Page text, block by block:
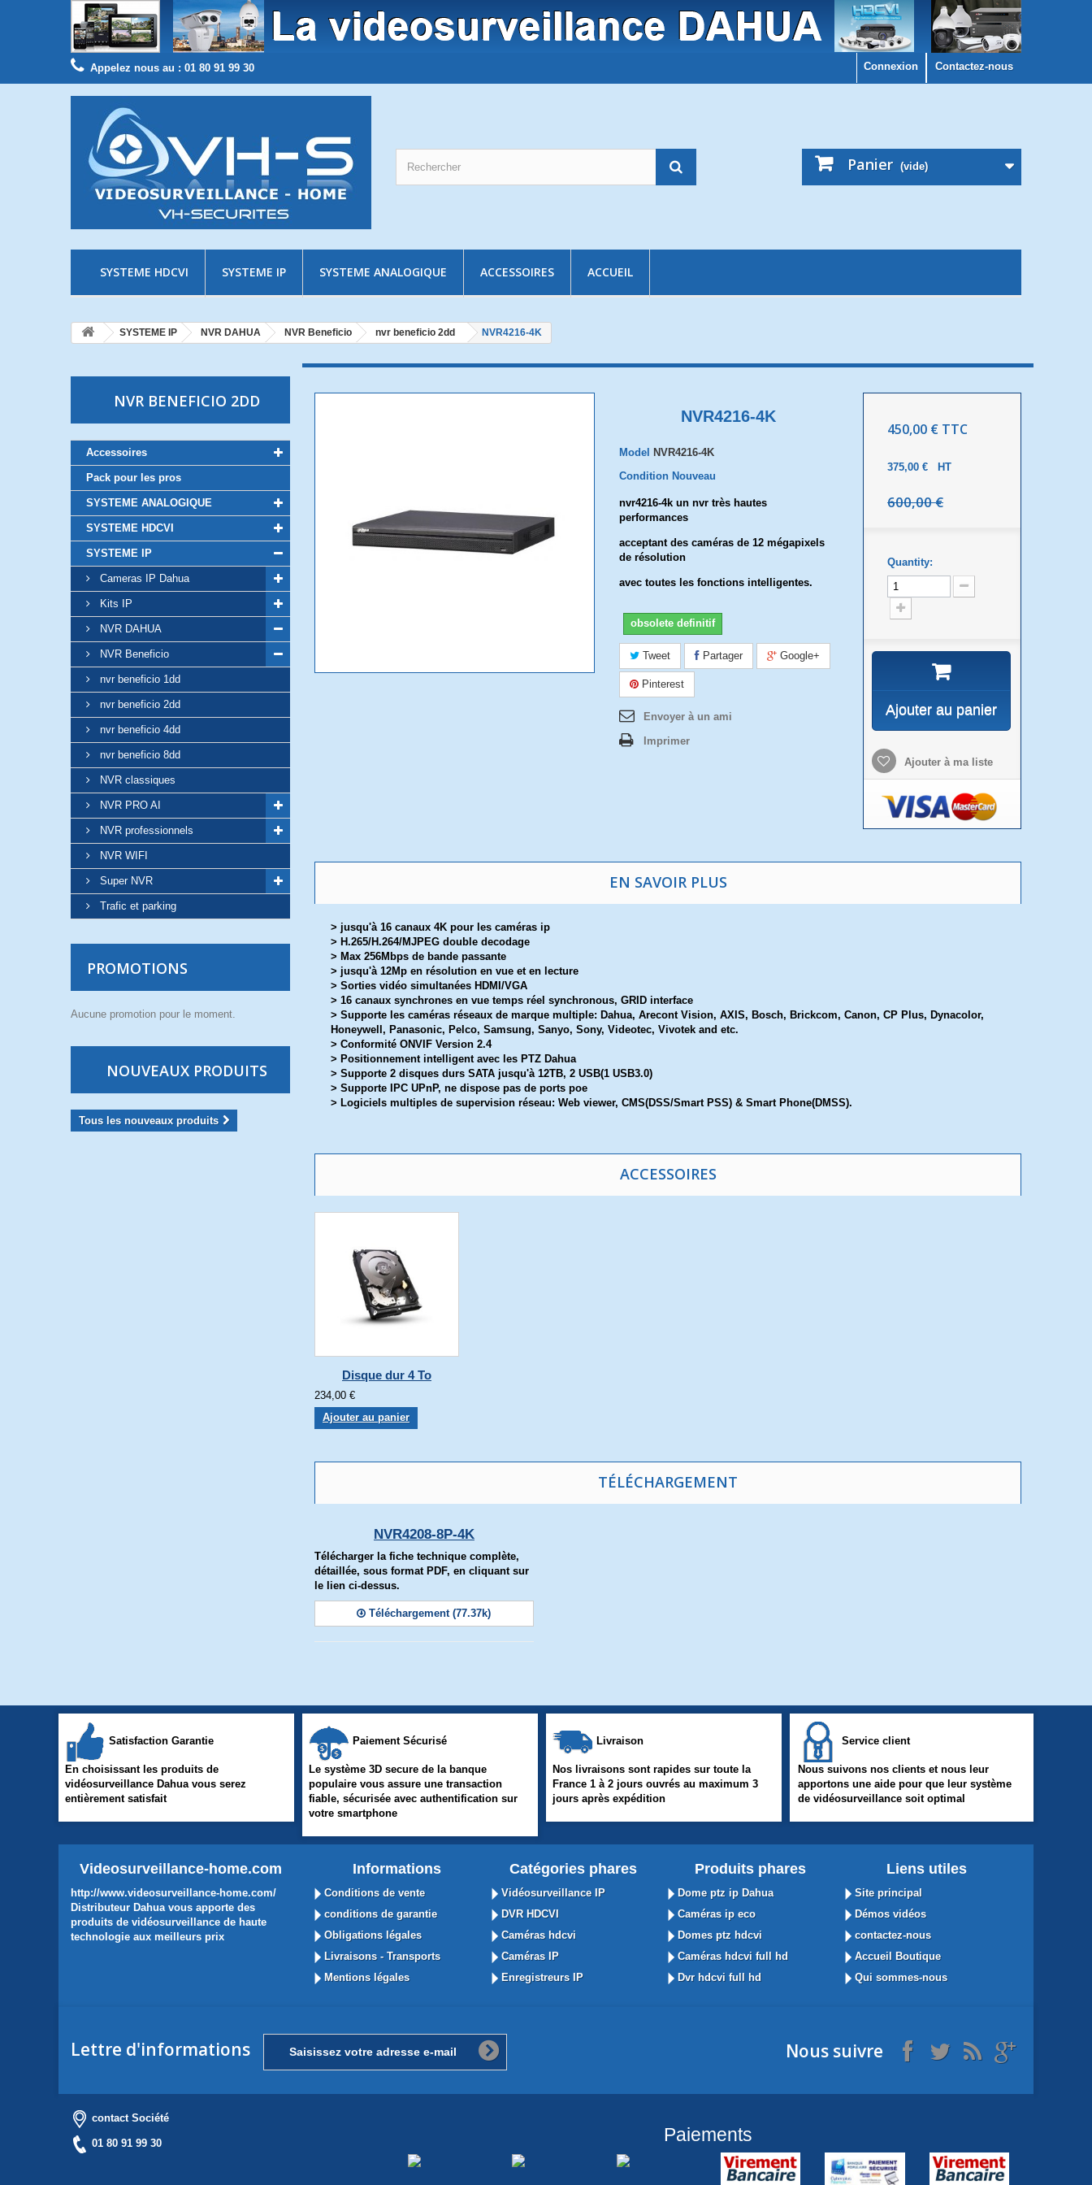
Contactez-nous
Appelez nous au : 01 80 91 99 30 Connexion
Panier (vide)
SYSTEME HDCVI SYSTEME IP SYSTEME ANALOGIQUE ACCESSOIRES ACCUEIL
SYSTEME IP NVR DAHUA NVR Beneficio nvr beneficio 2dd NVR4216-4K
NVR BENEFICIO 2DD
Accessoires
Pack pour les pros
SYSTEME ANALOGIQUE
SYSTEME HDCVI
SYSTEME IP
Cameras IP Dahua
Kits IP
NVR DAHUA
NVR Beneficio
nvr beneficio 1dd
nvr beneficio 2dd
nvr beneficio 4dd
nvr beneficio 8dd
NVR classiques
NVR PRO AI
NVR professionnels
NVR WIFI
Super NVR
Trafic et parking
PROMOTIONS
Aucune promotion pour le moment.
NOUVEAUX PRODUITS
Tous les nouveaux produits
NVR4216-4K
Model
NVR4216-4K
Condition Nouveau
nvr4216-4k un nvr très hautes
performances
acceptant des caméras de 12 mégapixels
de résolution
avec toutes les fonctions intelligentes.
obsolete definitif
Tweet Partager Google+
Pinterest
Envoyer à un ami
Imprimer
450,00 €TTC
375,00 €HT
600,00 €
Quantity:
Ajouter au panier
Ajouter à ma liste
EN SAVOIR PLUS
> jusqu'à 16 canaux 4K pour les caméras ip
> H.265/H.264/MJPEG double decodage
> Max 256Mbps de bande passante
> jusqu'à 12Mp en résolution en vue et en lecture
> Sorties vidéo simultanées HDMI/VGA
> 16 canaux synchrones en vue temps réel synchronous, GRID interface
> Supporte les caméras réseaux de marque multiple: Dahua, Arecont Vision, AXIS, Bosch, Brickcom, Canon, CP Plus, Dynacolor,
Honeywell, Panasonic, Pelco, Samsung, Sanyo, Sony, Videotec, Vivotek and etc.
> Conformité ONVIF Version 2.4
> Positionnement intelligent avec les PTZ Dahua
> Supporte 2 disques durs SATA jusqu'à 12TB, 2 USB(1 USB3.0)
> Supporte IPC UPnP, ne dispose pas de ports poe
> Logiciels multiples de supervision réseau: Web viewer, CMS(DSS/Smart PSS) & Smart Phone(DMSS).
ACCESSOIRES
Disque dur 4 To
234,00 €
Ajouter au panier
TÉLÉCHARGEMENT
NVR4208-8P-4K
Télécharger la fiche technique complète,
détaillée, sous format PDF, en cliquant sur
le lien ci-dessus.
Téléchargement (77.37k)
Satisfaction Garantie
En choisissant les produits de
vidéosurveillance Dahua vous serez
entièrement satisfait
Paiement Sécurisé
Le système 3D secure de la banque
populaire vous assure une transaction
fiable, sécurisée avec authentification sur
votre smartphone
Livraison
Nos livraisons sont rapides sur toute la
France 1 à 2 jours ouvrés au maximum 3
jours après expédition
Service client
Nous suivons nos clients et nous leur
apportons une aide pour que leur système
de vidéosurveillance soit optimal
Videosurveillance-home.com
http://www.videosurveillance-home.com/
Distributeur Dahua vous apporte des
produits de vidéosurveillance de haute
technologie aux meilleurs prix
Informations
Conditions de vente
conditions de garantie
Obligations légales
Livraisons - Transports
Mentions légales
Catégories phares
Vidéosurveillance IP
DVR HDCVI
Caméras hdcvi
Caméras IP
Enregistreurs IP
Produits phares
Dome ptz ip Dahua
Caméras ip eco
Domes ptz hdcvi
Caméras hdcvi full hd
Dvr hdcvi full hd
Liens utiles
Site principal
Démos vidéos
contactez-nous
Accueil Boutique
Qui sommes-nous
Lettre d'informations Nous suivre
contact Société
01 80 91 99 30 Paiements